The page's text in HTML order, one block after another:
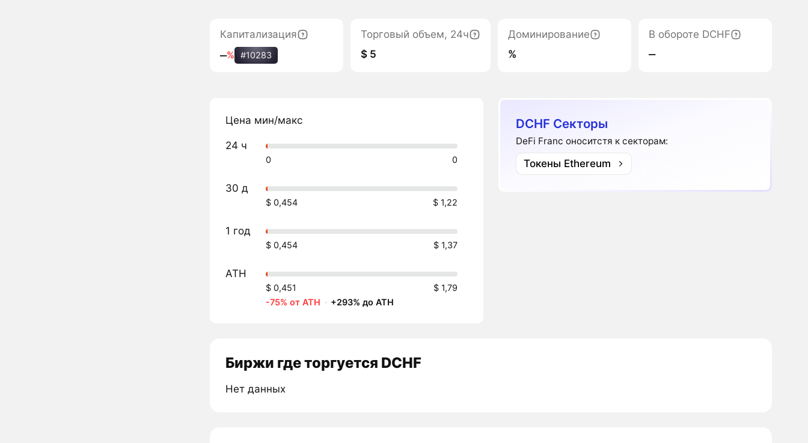
Капитализация
‒% #10283
Торговый объем, 24ч
$ 5
Доминирование
%
В обороте DCHF
‒
Цена мин/макс
24 ч
0 0
30 д
$ 0,454 $ 1,22
1 год
$ 0,454 $ 1,37
ATH
$ 0,451
$ 1,79
-75% от ATH · +293% до ATH
DCHF Секторы
DeFi Franc оноситстя к секторам:
Токены Ethereum
Биржи где торгуется DCHF
Нет данных